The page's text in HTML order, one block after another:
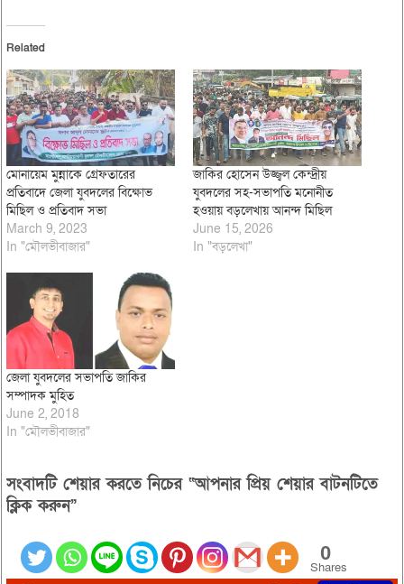
Related
মোনায়েম মুন্নাকে গ্রেফতারের
প্রতিবাদে জেলা যুবদলের বিক্ষোভ
মিছিল ও প্রতিবাদ সভা
March 9, 2023
In "মৌলভীবাজার"
জাকির হোসেন উজ্জ্বল কেন্দ্রীয়
যুবদলের সহ-সভাপতি মনোনীত
হওয়ায় বড়লেখায় আনন্দ মিছিল
June 15, 2026
In "বড়লেখা"
জেলা যুবদলের সভাপতি জাকির
সম্পাদক মুহিত
June 2, 2018
In "মৌলভীবাজার"
সংবাদটি শেয়ার করতে নিচের “আপনার প্রিয় শেয়ার বাটনটিতে
ক্লিক করুন”
0
Shares